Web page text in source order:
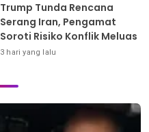
Trump Tunda Rencana
Serang Iran, Pengamat
Soroti Risiko Konflik Meluas
3 hari yang lalu